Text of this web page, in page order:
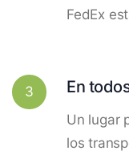
FedEx
3 En
Un lugar
los